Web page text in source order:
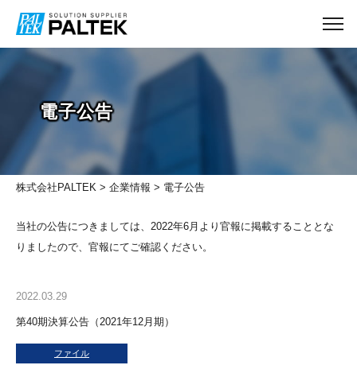
株式会社PALTEK > 企業情報 > 電子公告
電子公告
当社の公告につきましては、2022年6月より官報に掲載することとな
りましたので、官報にてご確認ください。
2022.03.29
第40期決算公告（2021年12月期）
ファイル